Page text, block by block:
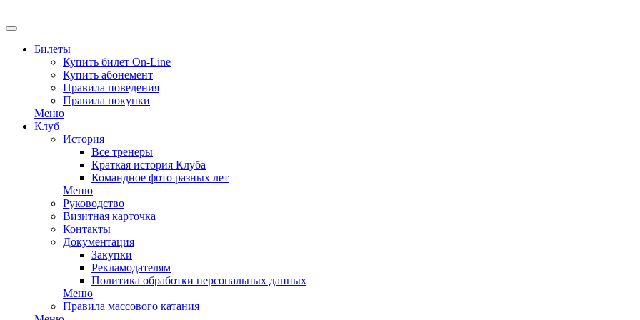
Билеты
Купить билет On-Line
Купить абонемент
Правила поведения
Правила покупки
Меню
Клуб
История
Все тренеры
Краткая история Клуба
Командное фото разных лет
Меню
Руководство
Визитная карточка
Контакты
Документация
Закупки
Рекламодателям
Политика обработки персональных данных
Меню
Правила массового катания